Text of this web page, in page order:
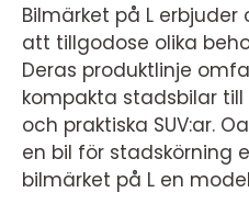
Bilmärket på L
att tillgodose olika
Deras produktlinje
kompakta stadsbilar
och praktiska SUV:ar.
en bil för stadskörning
bilmärket på L en